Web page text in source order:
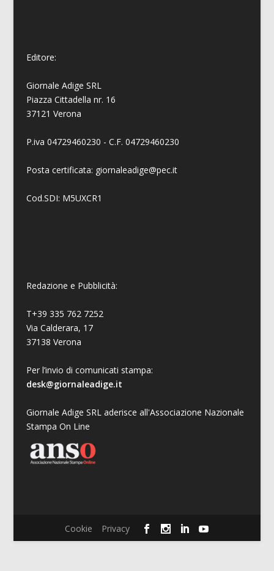
Editore:
Giornale Adige SRL
Piazza Cittadella nr. 16
37121 Verona
P.iva 04729460230 - C.F. 04729460230
Posta certificata: giornaleadige@pec.it
Cod.SDI: M5UXCR1
Redazione e Pubblicità:
T+39 335 762 7252
Via Calderara, 17
37138 Verona
Per l’invio di comunicati stampa:
desk@giornaleadige.it
Giornale Adige SRL aderisce all'Associazione Nazionale
Stampa On Line
Cookie Privacy